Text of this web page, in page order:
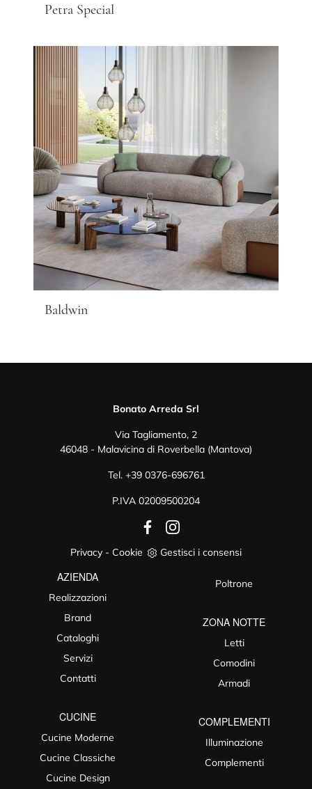
Petra Special
Baldwin
Bonato Arreda Srl
Via Tagliamento, 2
46048 - Malavicina di Roverbella (Mantova)
Tel. +39 0376-696761
P.IVA 02009500204
Privacy - Cookie Gestisci i consensi
AZIENDA
Realizzazioni
Brand
Cataloghi
Servizi
Contatti
CUCINE
Cucine Moderne
Cucine Classiche
Cucine Design
Poltrone
ZONA NOTTE
Letti
Comodini
Armadi
COMPLEMENTI
Illuminazione
Complementi